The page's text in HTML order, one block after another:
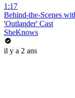
1:17
Behind-the-Scenes
'Outlander' Cast
SheKnows
il y a 2 ans